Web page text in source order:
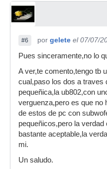
#6 por gelete el 07/07/
Pues sinceramente,no lo
A ver,te comento,tengo tb
cual,paso los dos a traves
pequeñica,la ub802,con
verguenza,pero es que no
de estos de pc con
pequeñicos,pero la
bastante aceptable,la
mi.
Un saludo.